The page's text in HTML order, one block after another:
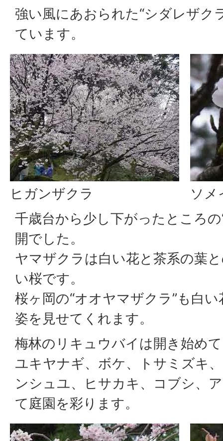
強い風にあおられた“シダレザク
ています。
ヒガンザクラ
ソメ
千歳台から少し下がったところ
開でした。
ヤマザクラは白い花と茶系の葉
い桜です。
桜ヶ岡の“オオヤマザクラ”も白
姿を見せてくれます。
梅林のリキュウバイは開き始め
ユキヤナギ、ボケ、トサミズキ
ンシュユ、ヒサカキ、コブシ、
て庭園を彩ります。